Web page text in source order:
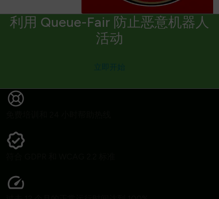
利用 Queue-Fair 防止恶意机器人
活动